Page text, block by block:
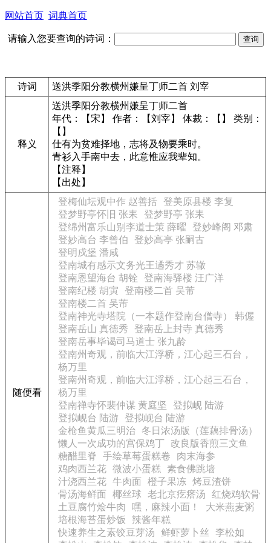
网站首页 词典首页
请输入您要查询的诗词：
诗词 送洪季阳分教横州嫌呈丁师二首 刘宰
释义
送洪季阳分教横州嫌呈丁师二首
年代：【宋】 作者：【刘宰】 体裁：【】 类别：
【】
仕有为贫难择地，志将及物要乘时。
青衫入手南中去，此意惟应我辈知。
【注释】
【出处】
随便看
登梅仙坛观中作 赵善括 登美原县楼 李复
登梦野亭怀旧 张耒
登梦野亭 张耒
登绵州富乐山别李道士策 薛曜
登妙峰阁 邓肃
登妙高台 李曾伯
登妙高亭 张嗣古
登明戍堡 潘咸
登南城有感示文务光王遹秀才 苏辙
登南恩望海台 胡铨
登南海驿楼 汪广洋
登南纪楼 胡寅
登南楼二首 吴芾
登南楼二首 吴芾
登南神光寺塔院（一本题作登南台僧寺） 韩偓
登南岳山 真德秀
登南岳上封寺 真德秀
登南岳事毕谒司马道士 张九龄
登南州奇观，前临大江浮桥，江心起三石台，
杨万里
登南州奇观，前临大江浮桥，江心起三石台，
杨万里
登南禅寺怀裴仲谋 黄庭坚
登拟岘 陆游
登拟岘台 陆游
登拟岘台 陆游
金枪鱼黄瓜三明治 冬日浓汤版（莲藕排骨汤）
懒人一次成功的宫保鸡丁
改良版香煎三文鱼
糖醋里脊
手绘草莓蛋糕卷
肉末海参
鸡肉西兰花 微波小蛋糕
素食佛跳墙
汁浇西兰花 牛肉面 橙子果冻 烤豆渣饼
骨汤海鲜面
椰丝球 老北京疙瘩汤
红烧鸡软骨
土豆腐竹烩牛肉
嘿，麻辣小面！
大米燕麦粥
培根海苔蛋炒饭
辣酱年糕
快速养生之素饺豆芽汤
鲜虾萝卜丝
李松如